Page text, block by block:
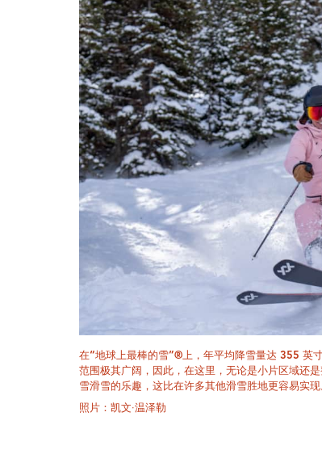
在“地球上最棒的雪”®上，年平均降雪量达 355 英
范围极其广阔，因此，在这里，无论是小片区域还
雪滑雪的乐趣，这比在许多其他滑雪胜地更容易实
照片：凯文·温泽勒